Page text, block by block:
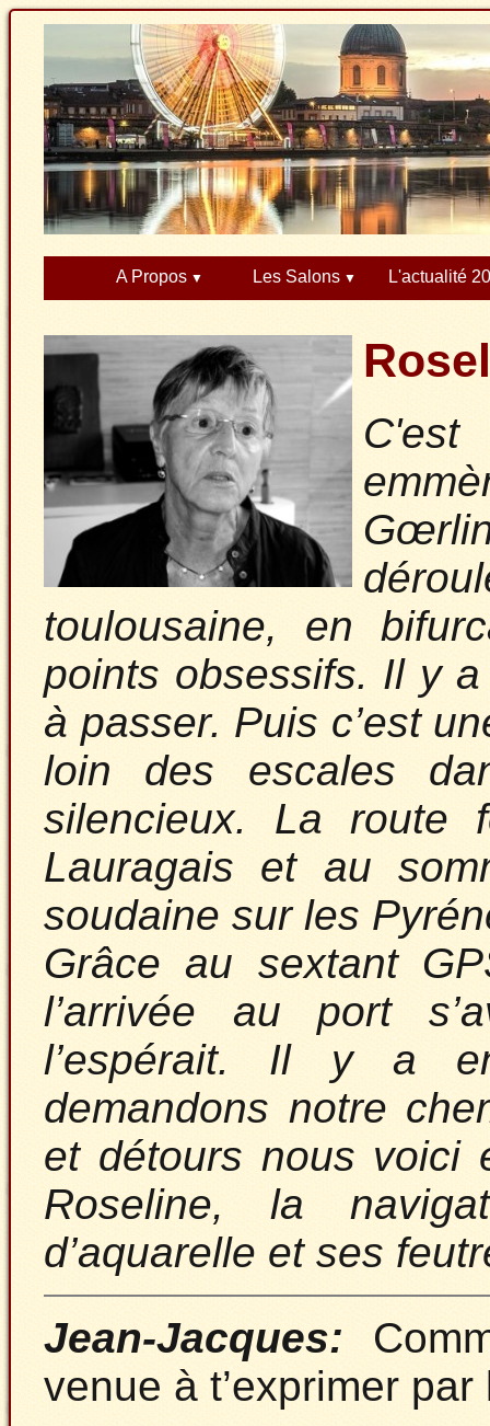
A Propos Les Salons L'actualité
toulousaine, en
points obsessifs. Il y
à passer. Puis c’est
loin des escales
silencieux. La route
Lauragais et au
soudaine sur les
Grâce au sextant
l’arrivée au port
l’espérait. Il y a
demandons notre
et détours nous voici
Roseline, la
d’aquarelle et ses
Jean-Jacques:
venue à t’exprimer